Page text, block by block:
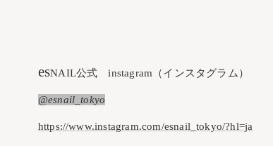
esNAIL公式 instagram（インスタグラム）
@esnail_tokyo
https://www.instagram.com/esnail_tokyo/?hl=ja